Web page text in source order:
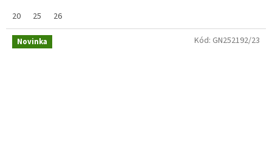
20
25 26
Novinka Kód: GN252192/23